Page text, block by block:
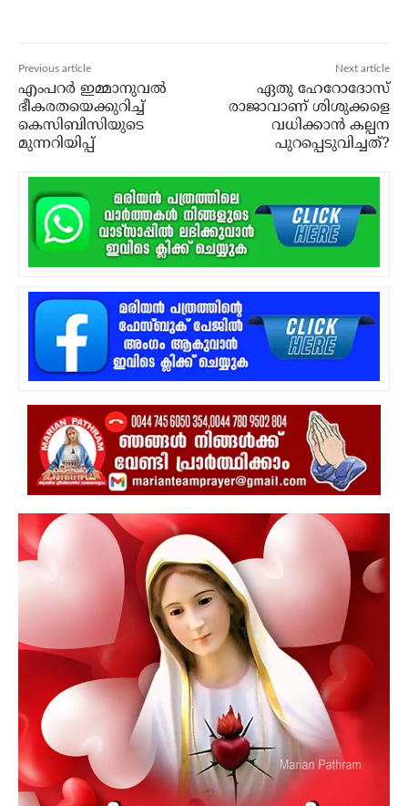
Previous article
എംപറര്‍ ഇമ്മാനുവല്‍
ഭീകരതയെക്കുറിച്ച്
കെസിബിസിയുടെ
മുന്നറിയിപ്പ്
Next article
ഏതു ഹേറോദോസ്
രാജാവാണ് ശിശുക്കളെ
വധിക്കാന്‍ കല്പന
പുറപ്പെടുവിച്ചത്?